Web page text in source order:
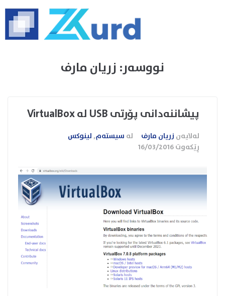
نووسەر: زریان مارف
پیشاننەدانی پۆرتی USB لە VirtualBox
لەلایەن زریان مارف لە سیستەم,لینوکس
ڕێکەوت16/03/2016